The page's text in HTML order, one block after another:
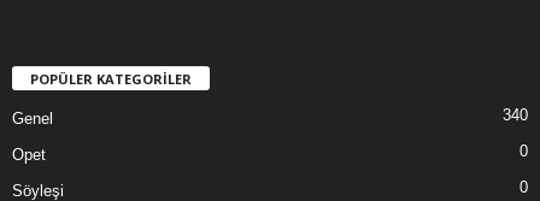
POPÜLER KATEGORİLER
Genel 340
Opet 0
Söyleşi 0